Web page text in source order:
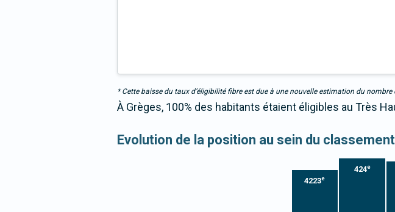
* Cette baisse du taux d’éligibilité fibre est due à une nouvelle estimation du
À Grèges, 100% des habitants étaient éligibles au Très
Evolution de la position au sein du
4223e
424e